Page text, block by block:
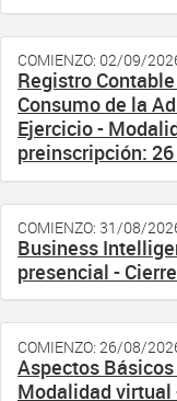
COMIENZO: 02/09/
Registro
Consumo de la
Ejercicio -
preinscripción:
COMIENZO: 31/08/
Business
presencial -
COMIENZO: 26/08/
Aspectos
Modalidad virtual